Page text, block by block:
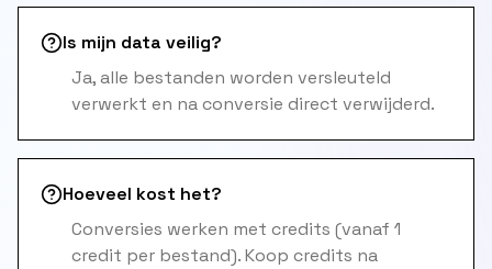
Is mijn data veilig?
Ja, alle bestanden worden versleuteld
verwerkt en na conversie direct verwijderd.
Hoeveel kost het?
Conversies werken met credits (vanaf 1
credit per bestand). Koop credits na